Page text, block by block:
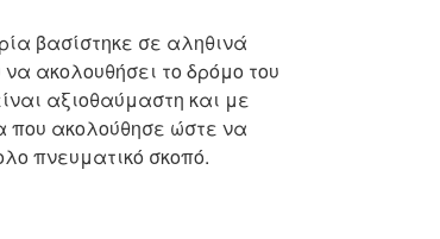
βασίστηκε σε αληθινά
ακολουθήσει το δρόμο του
αξιοθαύμαστη και με
που ακολούθησε ώστε να
πνευματικό σκοπό.